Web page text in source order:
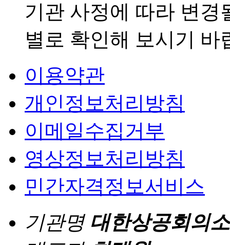
기관 사정에 따라 변경
별로 확인해 보시기 바
이용약관
개인정보처리방침
이메일수집거부
영상정보처리방침
민간자격정보서비스
기관명 대한상공회의소